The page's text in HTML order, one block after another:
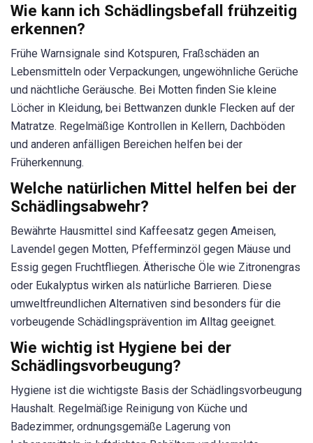
Wie kann ich Schädlingsbefall frühzeitig
erkennen?
Frühe Warnsignale sind Kotspuren, Fraßschäden an
Lebensmitteln oder Verpackungen, ungewöhnliche Gerüche
und nächtliche Geräusche. Bei Motten finden Sie kleine
Löcher in Kleidung, bei Bettwanzen dunkle Flecken auf der
Matratze. Regelmäßige Kontrollen in Kellern, Dachböden
und anderen anfälligen Bereichen helfen bei der
Früherkennung.
Welche natürlichen Mittel helfen bei der
Schädlingsabwehr?
Bewährte Hausmittel sind Kaffeesatz gegen Ameisen,
Lavendel gegen Motten, Pfefferminzöl gegen Mäuse und
Essig gegen Fruchtfliegen. Ätherische Öle wie Zitronengras
oder Eukalyptus wirken als natürliche Barrieren. Diese
umweltfreundlichen Alternativen sind besonders für die
vorbeugende Schädlingsprävention im Alltag geeignet.
Wie wichtig ist Hygiene bei der
Schädlingsvorbeugung?
Hygiene ist die wichtigste Basis der Schädlingsvorbeugung
Haushalt. Regelmäßige Reinigung von Küche und
Badezimmer, ordnungsgemäße Lagerung von